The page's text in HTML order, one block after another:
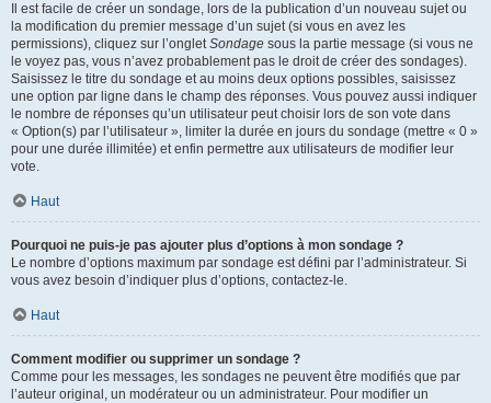
Il est facile de créer un sondage, lors de la publication d’un nouveau sujet ou
la modification du premier message d’un sujet (si vous en avez les
permissions), cliquez sur l’ongletSondage sous la partie message (si vous ne
le voyez pas, vous n’avez probablement pas le droit de créer des sondages).
Saisissez le titre du sondage et au moins deux options possibles, saisissez
une option par ligne dans le champ des réponses. Vous pouvez aussi indiquer
le nombre de réponses qu’un utilisateur peut choisir lors de son vote dans
« Option(s) par l’utilisateur », limiter la durée en jours du sondage (mettre « 0 »
pour une durée illimitée) et enfin permettre aux utilisateurs de modifier leur
vote.
Haut
Pourquoi ne puis-je pas ajouter plus d’options à mon sondage ?
Le nombre d’options maximum par sondage est défini par l’administrateur. Si
vous avez besoin d’indiquer plus d’options, contactez-le.
Haut
Comment modifier ou supprimer un sondage ?
Comme pour les messages, les sondages ne peuvent être modifiés que par
l’auteur original, un modérateur ou un administrateur. Pour modifier un